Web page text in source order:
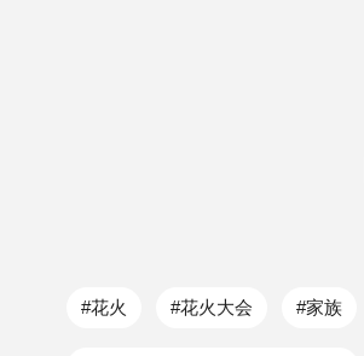
#花火 #花火大会 #家族